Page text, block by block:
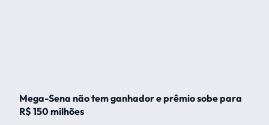
Mega-Sena não tem ganhador e prêmio sobe para
R$ 150 milhões